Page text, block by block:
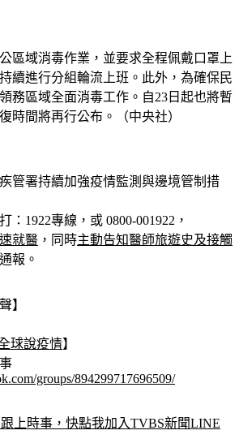
區域消毒作業，並要求全程佩戴口罩上
續進行分組輪流上班。此外，為確保民
務區域全面消毒工作。自23日起也將暫
時間將再行公布。（中央社）
管署持續加強疫情監測與邊境管制措
1922專線，或 0800-001922，
就醫 ，同時主動告知醫師旅遊史及接觸
報。
】
球說疫情】
groups/894299717696509/
上時事，快點我加入TVBS新聞LINE